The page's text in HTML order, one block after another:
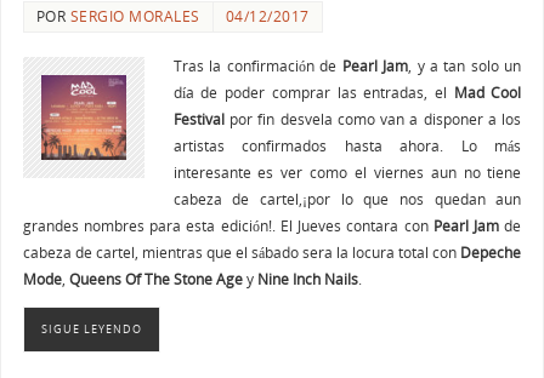
POR SERGIO MORALES 04/12/2017
Tras la confirmación de Pearl Jam , y a tan solo un
día de poder comprar las entradas, el Mad Cool
Festivalpor fin desvela como van a disponer a los
artistas confirmados hasta ahora. Lo más
interesante es ver como el viernes aun no tiene
cabeza de cartel,¡por lo que nos quedan aun
grandes nombres para esta edición!. El Jueves contara con Pearl Jam de
cabeza de cartel, mientras que el sábado sera la locura total con Depeche
Mode, Queens Of The Stone Agey Nine Inch Nails.
SIGUE LEYENDO